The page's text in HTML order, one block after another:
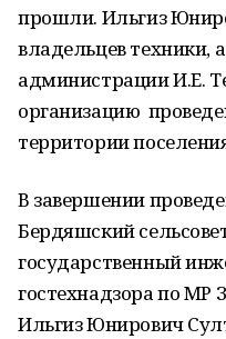
прошли. Ильгиз
владельцев техники,
администрации И.Е.
организацию
территории
В завершении
Бердяшский
государственный
гостехнадзора по МР
Ильгиз Юнирович